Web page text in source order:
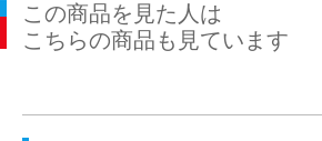
この商品を見た人は
こちらの商品も見ています